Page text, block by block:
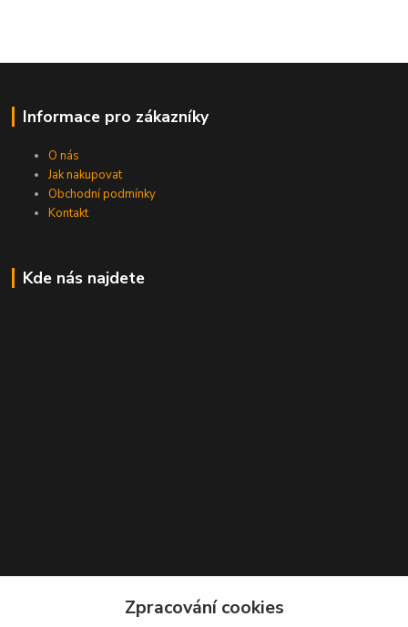
Informace pro zákazníky
O nás
Jak nakupovat
Obchodní podmínky
Kontakt
Kde nás najdete
Zpracování cookies